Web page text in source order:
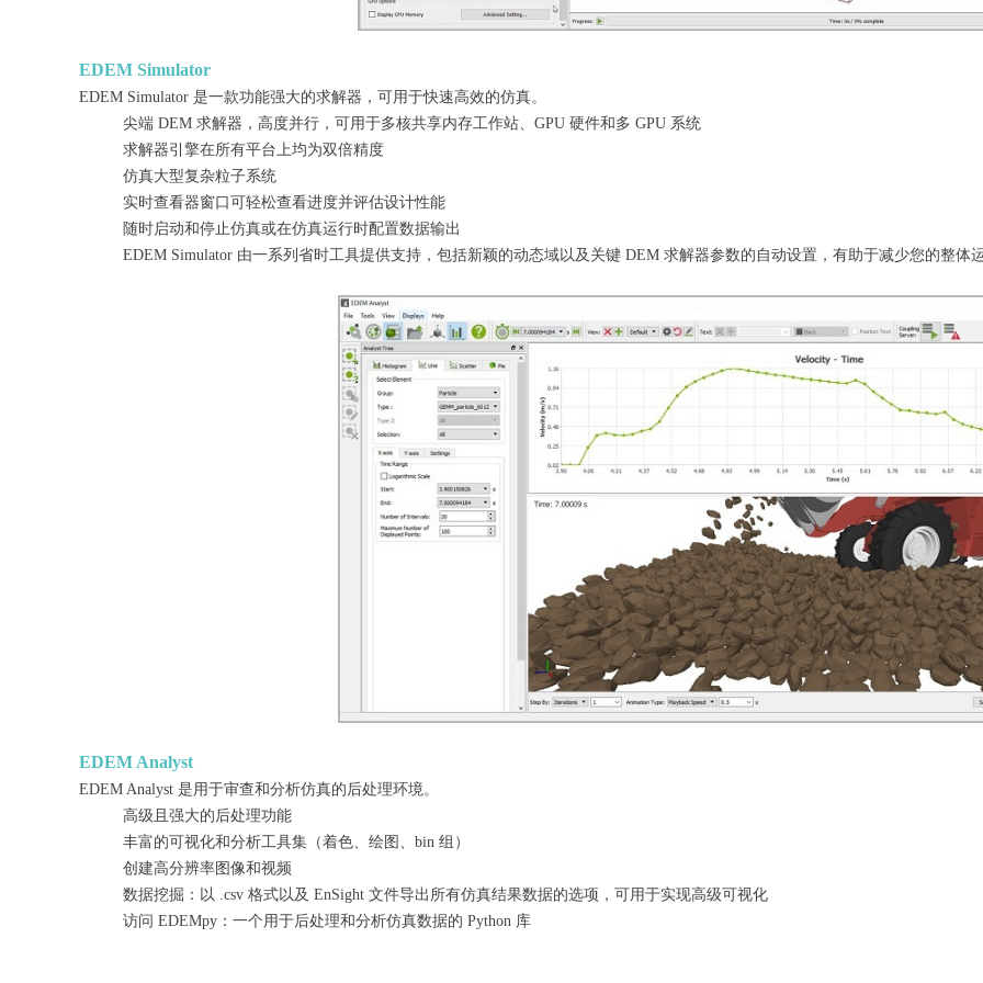
EDEM Simulator
EDEM Simulator 是一款功能强大的求解器，可用于快速高效的仿真。
尖端 DEM 求解器，高度并行，可用于多核共享内存工作站、GPU 硬件和多 GPU 系统
求解器引擎在所有平台上均为双倍精度
仿真大型复杂粒子系统
实时查看器窗口可轻松查看进度并评估设计性能
随时启动和停止仿真或在仿真运行时配置数据输出
EDEM Simulator 由一系列省时工具提供支持，包括新颖的动态域以及关键 DEM 求解器参数的自动设置，有助于减少您的整体
EDEM Analyst
EDEM Analyst 是用于审查和分析仿真的后处理环境。
高级且强大的后处理功能
丰富的可视化和分析工具集（着色、绘图、bin 组）
创建高分辨率图像和视频
数据挖掘：以 .csv 格式以及 EnSight 文件导出所有仿真结果数据的选项，可用于实现高级可视化
访问 EDEMpy：一个用于后处理和分析仿真数据的 Python 库